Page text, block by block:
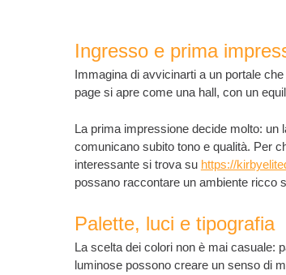
Ingresso e prima
Immagina di avvicinarti a un portale
page si apre come una hall, con un
La prima impressione decide molto:
comunicano subito tono e qualità. Per
interessante si trova su https://
possano raccontare un ambiente ricco
Palette, luci e tipografia
La scelta dei colori non è mai casuale:
luminose possono creare un senso di